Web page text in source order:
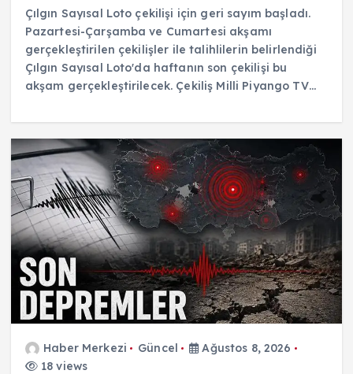
Çılgın Sayısal Loto çekilişi için geri sayım başladı.
Pazartesi-Çarşamba ve Cumartesi akşamı
gerçekleştirilen çekilişler ile talihlilerin belirlendiği
Çılgın Sayısal Loto'da haftanın son çekilişi bu
akşam gerçekleştirilecek. Çekiliş Milli Piyango TV…
Haber Merkezi Güncel
Ağustos 8, 2026
18 views